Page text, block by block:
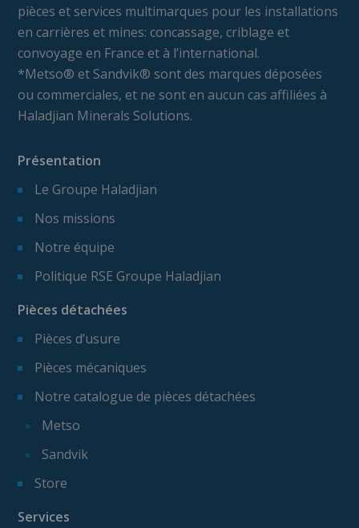
pièces et services multimarques pour les installations
en carrières et mines: concassage, criblage et
convoyage en France et à l’international.
*Metso® et Sandvik® sont des marques déposées
ou commerciales, et ne sont en aucun cas affiliées à
Haladjian Minerals Solutions.
Présentation
Le Groupe Haladjian
Nos missions
Notre équipe
Politique RSE Groupe Haladjian
Pièces détachées
Pièces d’usure
Pièces mécaniques
Notre catalogue de pièces détachées
Metso
Sandvik
Store
Services